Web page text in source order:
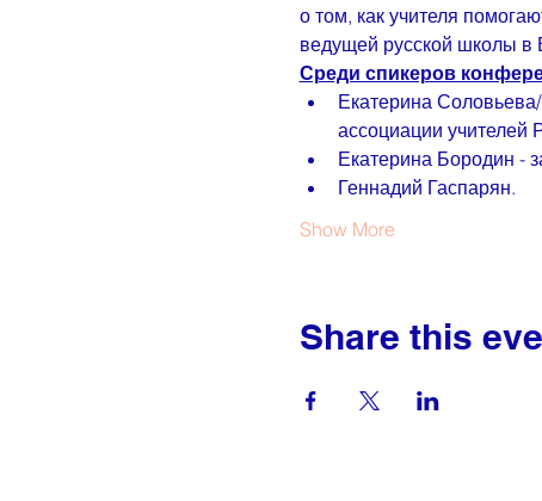
о том, как учителя
ведущей русской школы в
Среди спикеров
Екатерина
ассоциации учителей
Екатерина Бородин -
Геннадий Гаспарян.
Show More
Share this